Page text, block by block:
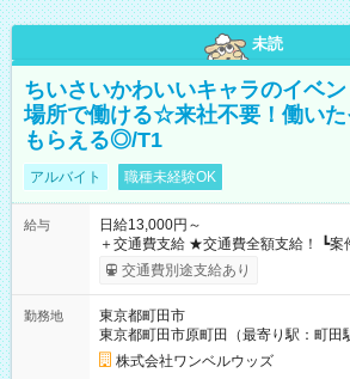
未読
ちいさいかわいいキャラのイベ
場所で働ける☆来社不要！働い
もらえる◎/T1
アルバイト 職種未経験OK
給与
日給13,000円～
＋交通費支給 ★交通費全額支給！ ┗案件により規定あり ★日払
いOK！（規定あり） ┗働いたその日
ンビニATMから 日払い分を引き落とせます！ 【試
交通費別途支給あり
勤務地
東京都町田市
東京都町田市原町田（最寄り駅：町田
株式会社ワンベルウッズ